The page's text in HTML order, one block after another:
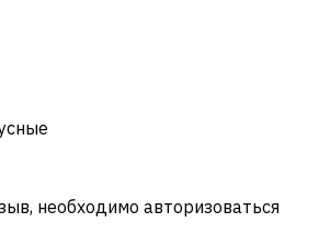
необходимо авторизоваться